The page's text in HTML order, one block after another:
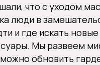
что с уходом
люди в
и где искать
Мы развеем
обновить